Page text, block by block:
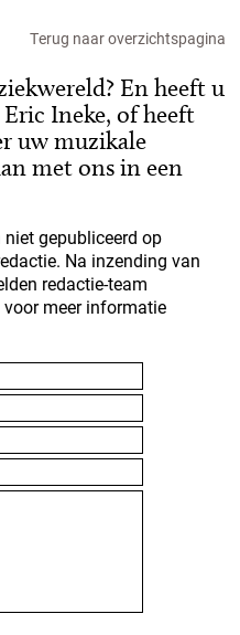
Terug naar overzichtspagina
En heeft u
Ineke, of heeft
uw muzikale
met ons in een
gepubliceerd op
Na inzending van
redactie-team
voor meer informatie